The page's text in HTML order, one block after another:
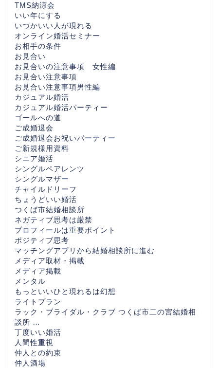
TMS納涼会
いい年にする
いつかいい人が現れる
オンライン婚活セミナー
お相手の条件
お見合い
お見合いの注意事項 女性編
お見合い注意事項
お見合い注意事項男性編
カジュアル婚活
カジュアル婚活パーティー
ゴールへの道
ご成婚退会
ご成婚退会お祝いパーティー
ご新規様用資料
シニア婚活
シングルペアレンツ
シングルマザー
チャイルドリーフ
ちょうどいい婚活
つくば市結婚相談所
ネガティブ思考は厳禁
プロフィールは重要ポイント
ポジティブ思考
マッチングアプリから結婚相談所に進む
メディア取材・掲載
メディア掲載
メンタル
もっといいひと現れるは幻想
ライトプラン
ラック・ブライダル・クラブ つくば市二の宮結婚相
談所 …
丁度いい婚活
人間性重視
仲人との約束
仲人酒場